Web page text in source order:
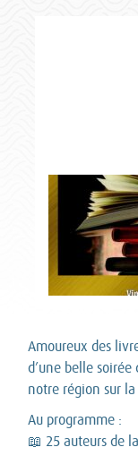
Amoureux des
d’une belle soirée
notre région sur
Au programme :
📖 25 auteurs de